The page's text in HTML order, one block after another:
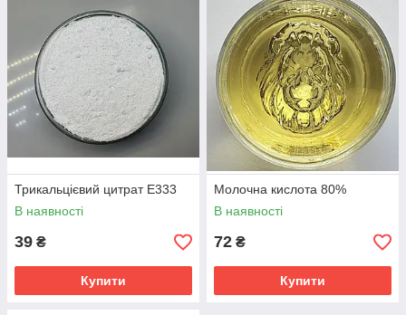
Трикальцієвий цитрат Е333
В наявності
39 ₴
Купити
Молочна кислота 80%
В наявності
72 ₴
Купити